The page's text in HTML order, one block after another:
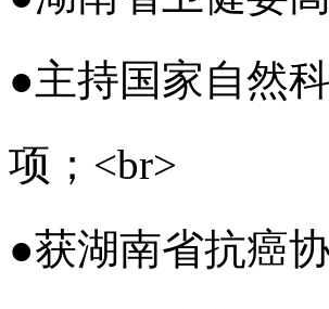
●主持国家自然
项； <br>
●获湖南省抗癌